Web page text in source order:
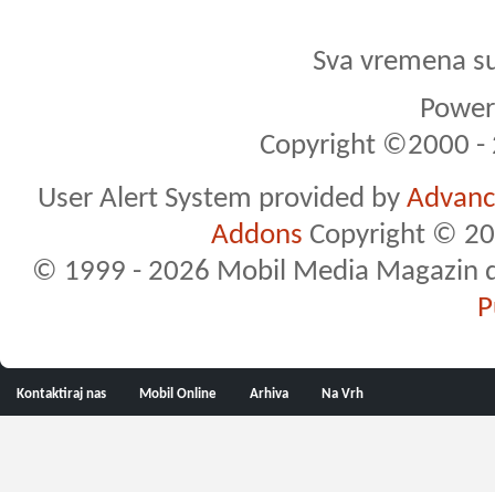
Sva vremena
Copyright ©2000 -
User Alert System provided by
Addons Copyright ©
© 1999 - 2026 Mobil Media Magazin
Kontaktiraj nas Mobil Online Arhiva Na Vrh